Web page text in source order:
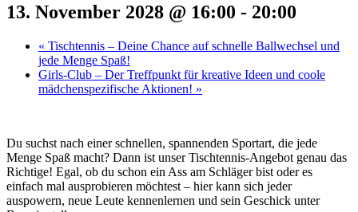
13. November 2028 @ 16:00 - 20:00
« Tischtennis – Deine Chance auf schnelle Ballwechsel und
jede Menge Spaß!
Girls-Club – Der Treffpunkt für kreative Ideen und coole
mädchenspezifische Aktionen! »
Du suchst nach einer schnellen, spannenden Sportart, die jede
Menge Spaß macht? Dann ist unser Tischtennis-Angebot genau das
Richtige! Egal, ob du schon ein Ass am Schläger bist oder es
einfach mal ausprobieren möchtest – hier kann sich jeder
auspowern, neue Leute kennenlernen und sein Geschick unter